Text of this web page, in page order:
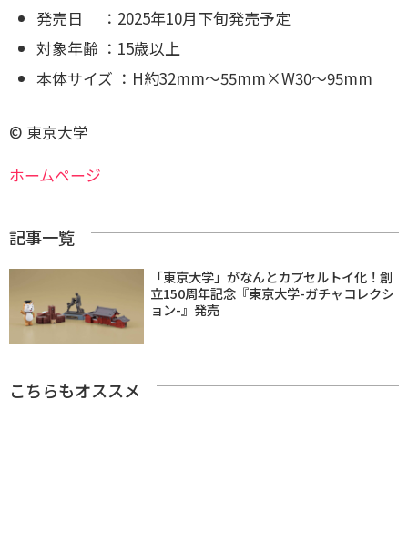
発売日 ：2025年10月下旬発売予定
対象年齢 ：15歳以上
本体サイズ ：H約32mm～55mm×W30～95mm
© 東京大学
ホームページ
記事一覧
「東京大学」がなんとカプセルトイ化！創
立150周年記念『東京大学-ガチャコレクシ
ョン-』発売
こちらもオススメ